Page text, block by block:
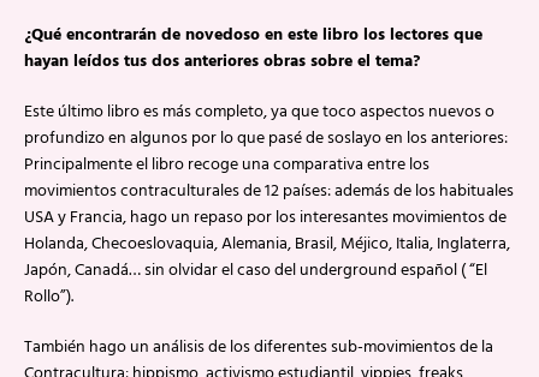
¿Qué encontrarán de novedoso en este libro los lectores que
hayan leídos tus dos anteriores obras sobre el tema?
Este último libro es más completo, ya que toco aspectos nuevos o
profundizo en algunos por lo que pasé de soslayo en los anteriores:
Principalmente el libro recoge una comparativa entre los
movimientos contraculturales de 12 países: además de los habituales
USA y Francia, hago un repaso por los interesantes movimientos de
Holanda, Checoeslovaquia, Alemania, Brasil, Méjico, Italia, Inglaterra,
Japón, Canadá… sin olvidar el caso del underground español ( “El
Rollo”).
También hago un análisis de los diferentes sub-movimientos de la